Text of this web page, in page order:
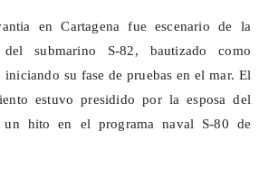
en Cartagena fue escenario de la
del submarino S‑82, bautizado como
iniciando su fase de pruebas en el mar. El
estuvo presidido por la esposa del
un hito en el programa naval S‑80 de